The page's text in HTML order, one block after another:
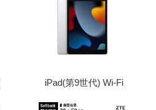
iPad(第9世代) Wi-Fi